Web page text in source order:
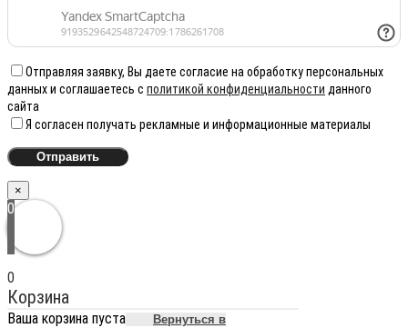
Отправляя заявку, Вы даете согласие на обработку персональных
данных и соглашаетесь с политикой конфиденциальности данного
сайта
Я согласен получать рекламные и информационные материалы
×
0
0
Корзина
Ваша корзина пуста
Вернуться в